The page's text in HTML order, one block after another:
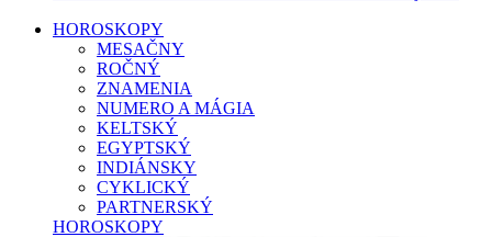
HOROSKOPY
MESAČNY
ROČNÝ
ZNAMENIA
NUMERO A MÁGIA
KELTSKÝ
EGYPTSKÝ
INDIÁNSKY
CYKLICKÝ
PARTNERSKÝ
HOROSKOPY